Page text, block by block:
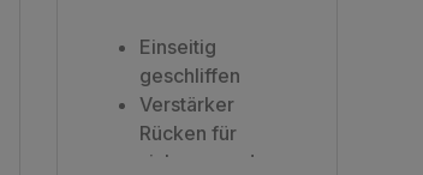
Einseitig
geschliffen
Verstärker
Rücken für
sicheres und